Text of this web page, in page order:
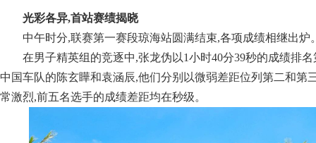
光彩各异,首站赛绩揭晓
中午时分,联赛第一赛段琼海站圆满结束,各项成绩相继出炉
在男子精英组的竞逐中,张龙伪以1小时40分39秒的成绩排
中国车队的陈玄瞱和袁涵辰,他们分别以微弱差距位列第二和第
常激烈,前五名选手的成绩差距均在秒级。